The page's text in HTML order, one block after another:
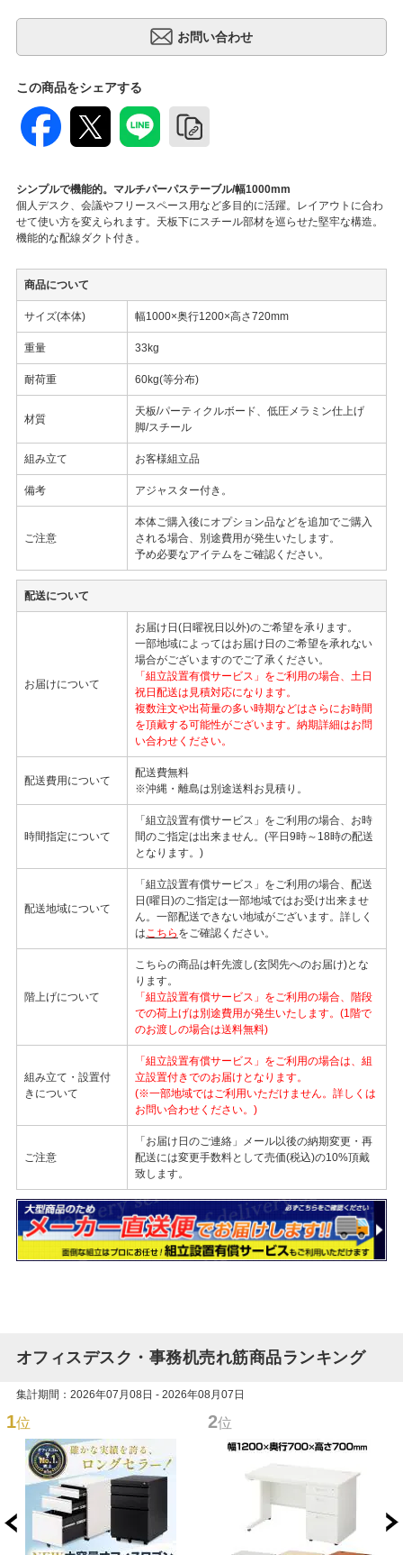
この商品をシェアする
シンプルで機能的。マルチパーパステーブル/幅1000mm
個人デスク、会議やフリースペース用など多目的に活躍。レイアウトに合わ
せて使い方を変えられます。天板下にスチール部材を巡らせた堅牢な構造。
機能的な配線ダクト付き。
商品について
サイズ(本体) 幅1000×奥行1200×高さ720mm
重量 33kg
耐荷重 60kg(等分布)
材質
天板/パーティクルボード、低圧メラミン仕上げ
脚/スチール
組み立て お客様組立品
備考 アジャスター付き。
ご注意
本体ご購入後にオプション品などを追加でご購入
される場合、別途費用が発生いたします。
予め必要なアイテムをご確認ください。
配送について
お届けについて
お届け日(日曜祝日以外)のご希望を承ります。
一部地域によってはお届け日のご希望を承れない
場合がございますのでご了承ください。
「組立設置有償サービス」をご利用の場合、土日
祝日配送は見積対応になります。
複数注文や出荷量の多い時期などはさらにお時間
を頂戴する可能性がございます。納期詳細はお問
い合わせください。
配送費用について
配送費無料
※沖縄・離島は別途送料お見積り。
時間指定について
「組立設置有償サービス」をご利用の場合、お時
間のご指定は出来ません。(平日9時～18時の配送
となります。)
配送地域について
「組立設置有償サービス」をご利用の場合、配送
日(曜日)のご指定は一部地域ではお受け出来ませ
ん。一部配送できない地域がございます。詳しく
は こちら をご確認ください。
階上げについて
こちらの商品は軒先渡し(玄関先へのお届け)とな
ります。
「組立設置有償サービス」をご利用の場合、階段
での荷上げは別途費用が発生いたします。(1階で
のお渡しの場合は送料無料)
組み立て・設置付
きについて
「組立設置有償サービス」をご利用の場合は、組
立設置付きでのお届けとなります。
(※一部地域ではご利用いただけません。詳しくは
お問い合わせください。)
ご注意
「お届け日のご連絡」メール以後の納期変更・再
配送には変更手数料として売価(税込)の10%頂戴
致します。
オフィスデスク・事務机売れ筋商品ランキング
集計期間：2026年07月08日 - 2026年08月07日
1位 2位